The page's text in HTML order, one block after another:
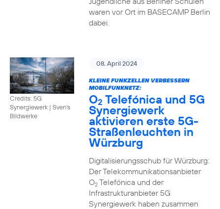
waren vor Ort im BASECAMP Berlin
dabei.
Credits: 5G
Synergiewerk | Sven's
Bildwerke
08. April 2024
KLEINE FUNKZELLEN VERBESSERN
MOBILFUNKNETZ:
O2 Telefónica und 5G
Synergiewerk
aktivieren erste 5G-
Straßenleuchten in
Würzburg
Digitalisierungsschub für Würzburg:
Der Telekommunikationsanbieter
O2Telefónica und der
Infrastrukturanbieter 5G
Synergiewerk haben zusammen